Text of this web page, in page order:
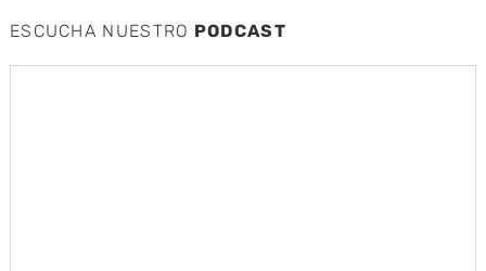
ESCUCHA NUESTRO PODCAST